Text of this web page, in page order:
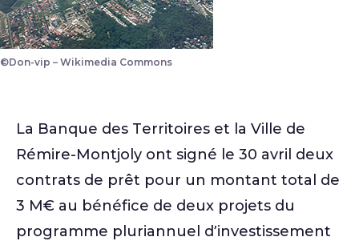
Vue aérienne de Rémire-Montjoly
©Don-vip – Wikimedia Commons
La Banque des Territoires et la Ville de
Rémire-Montjoly ont signé le 30 avril deux
contrats de prêt pour un montant total de
3 M€ au bénéfice de deux projets du
programme pluriannuel d’investissement